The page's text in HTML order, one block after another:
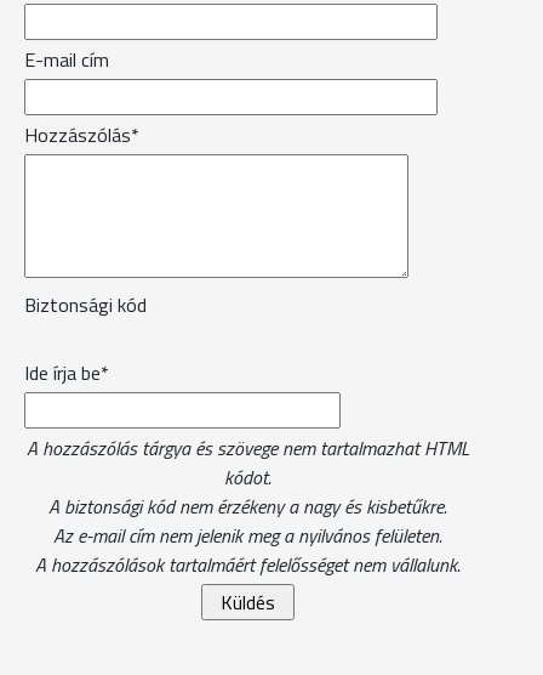
E-mail cím
Hozzászólás*
Biztonsági kód
Ide írja be*
A hozzászólás tárgya és szövege nem tartalmazhat HTML
kódot.
A biztonsági kód nem érzékeny a nagy és kisbetűkre.
Az e-mail cím nem jelenik meg a nyilvános felületen.
A hozzászólások tartalmáért felelősséget nem vállalunk.